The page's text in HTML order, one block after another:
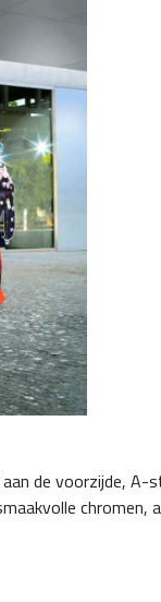
de voorzijde, A-